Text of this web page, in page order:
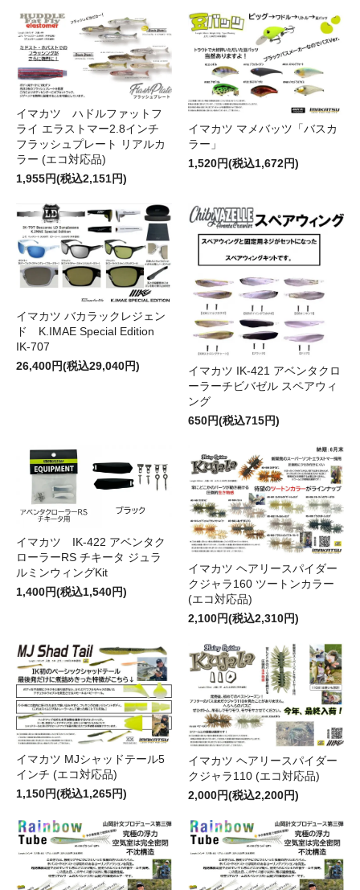
イマカツ ハドルファットフ
ライ エラストマー2.8インチ
フラッシュプレート リアルカ
ラー (エコ対応品)
1,955円(税込2,151円)
イマカツ マメバッツ「バスカ
ラー」
1,520円(税込1,672円)
イマカツ バカラックレジェン
ド K.IMAE Special Edition
IK-707
26,400円(税込29,040円)
イマカツ IK-421 アベンタクロ
ーラーチビバゼル スペアウィ
ング
650円(税込715円)
イマカツ IK-422 アベンタク
ローラーRS チキータ ジュラ
ルミンウィングKit
1,400円(税込1,540円)
イマカツ ヘアリースパイダー
クジャラ160 ツートンカラー
(エコ対応品)
2,100円(税込2,310円)
イマカツ MJシャッドテール5
インチ (エコ対応品)
1,150円(税込1,265円)
イマカツ ヘアリースパイダー
クジャラ110 (エコ対応品)
2,000円(税込2,200円)